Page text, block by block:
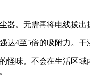
。无需再将电线拔出
4至5倍的吸附力。干
味。不会在生活区域